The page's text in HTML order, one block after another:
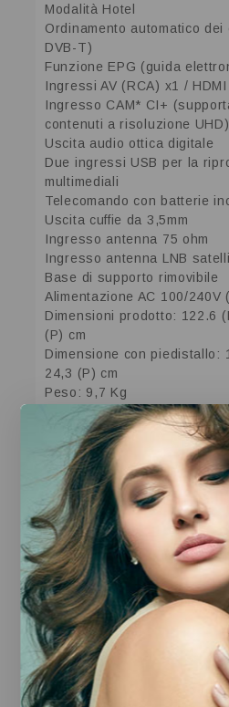
Modalità Hotel
Ordinamento automatico
DVB-T)
Funzione EPG (guida
Ingressi AV (RCA) x1 /
Ingresso CAM* CI+
contenuti a risoluzione UHD)
Uscita audio ottica digitale
Due ingressi USB per la
multimediali
Telecomando con batterie
Uscita cuffie da 3,5mm
Ingresso antenna 75 ohm
Ingresso antenna LNB
Base di supporto rimovibile
Alimentazione AC 100/240V
Dimensioni prodotto: 122.6
(P) cm
Dimensione con piedistallo:
24,3 (P) cm
Peso: 9,7 Kg
Prodotti Correlati
Autoradio Majestic